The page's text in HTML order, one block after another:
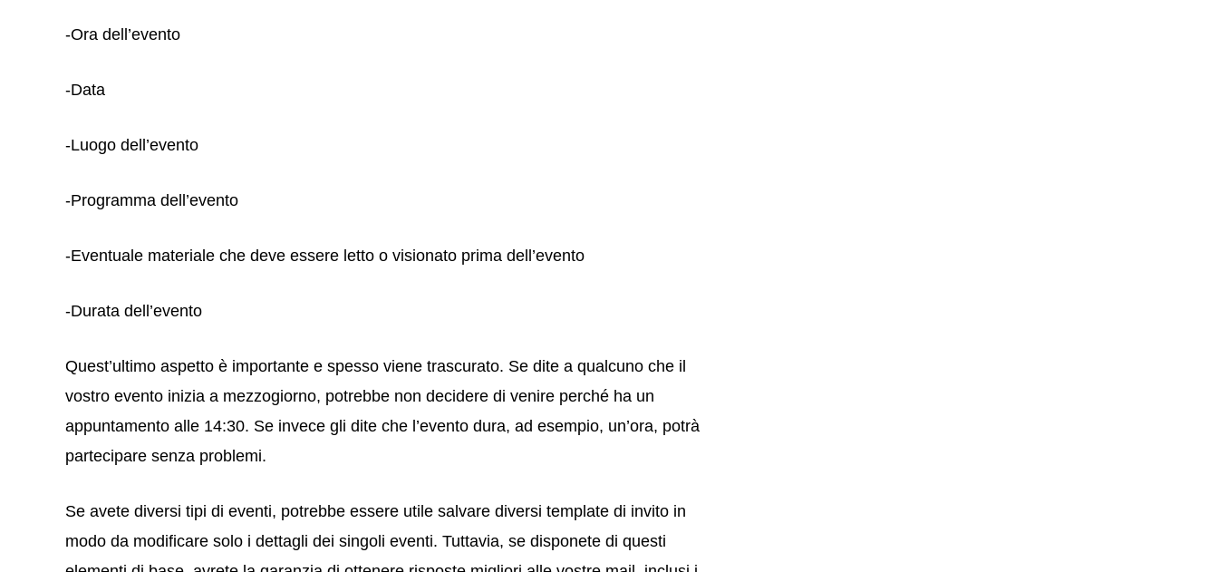
-Ora dell’evento
-Data
-Luogo dell’evento
-Programma dell’evento
-Eventuale materiale che deve essere letto o visionato prima dell’evento
-Durata dell’evento
Quest’ultimo aspetto è importante e spesso viene trascurato. Se dite a qualcuno che il
vostro evento inizia a mezzogiorno, potrebbe non decidere di venire perché ha un
appuntamento alle 14:30. Se invece gli dite che l’evento dura, ad esempio, un’ora, potrà
partecipare senza problemi.
Se avete diversi tipi di eventi, potrebbe essere utile salvare diversi template di invito in
modo da modificare solo i dettagli dei singoli eventi. Tuttavia, se disponete di questi